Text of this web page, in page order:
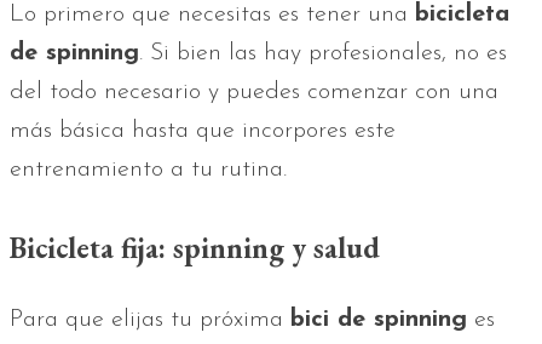
Lo primero que necesitas es tener una bicicleta
de spinning. Si bien las hay profesionales, no es
del todo necesario y puedes comenzar con una
más básica hasta que incorpores este
entrenamiento a tu rutina.
Bicicleta fija: spinning y salud
Para que elijas tu próxima bici de spinning es